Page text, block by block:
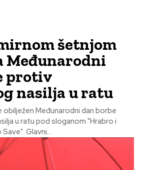
šetnjom
Međunarodni
protiv
nasilja u ratu
obilježen Međunarodni dan borbe
u ratu pod sloganom "Hrabro i
odvažno od Drine do Save". Glavni...